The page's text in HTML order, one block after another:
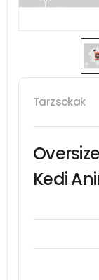
Tarzsokak
Kedi